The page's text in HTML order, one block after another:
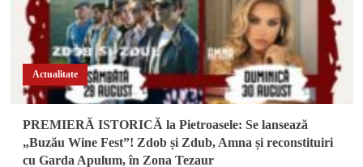
și
un
adult
au
furat
o
mașină
au
abandonat-
o
Actualitate
PREMIERĂ ISTORICĂ la Pietroasele: Se lansează
„Buzău Wine Fest”! Zdob și Zdub, Amna și reconstituiri
cu Garda Apulum, în Zona Tezaur